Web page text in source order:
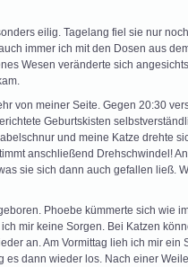
eilig. Tagelang fiel sie nur
immer ich mit den Dosen aus
Wesen veränderte sich
von meiner Seite. Gegen 20:30
Geburtskisten
und meine Katze drehte
anschließend Drehschwindel!
sie sich dann auch gefallen ließ.
Phoebe kümmerte sich wie
mir keine Sorgen. Bei Katzen
an. Am Vormittag lieh ich mir ein
es dann wieder los. Nach einer